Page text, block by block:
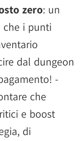
zero: un
che i punti
dal dungeon
-
che
e boost
di